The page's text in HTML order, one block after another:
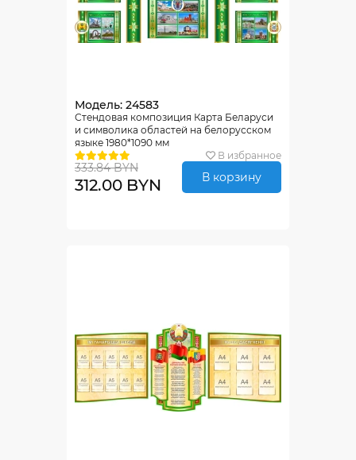
Модель: 24583
Стендовая композиция Карта Беларуси
и символика областей на белорусском
языке 1980*1090 мм
В избранное
333.84 BYN
312.00 BYN В корзину